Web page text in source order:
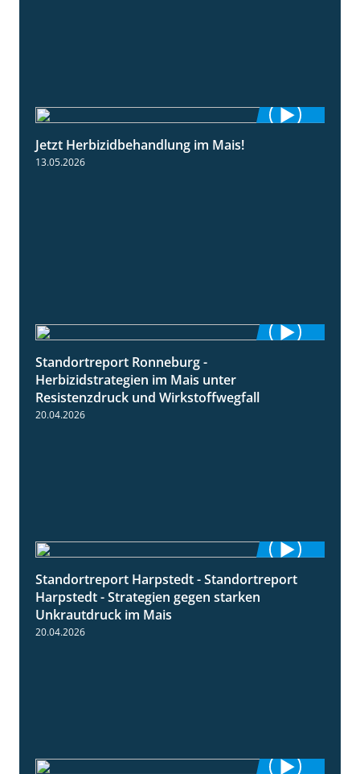
Jetzt Herbizidbehandlung im Mais!
13.05.2026
Standortreport Ronneburg -
Herbizidstrategien im Mais unter
Resistenzdruck und Wirkstoffwegfall
20.04.2026
9:11
Standortreport Harpstedt - Standortreport
Harpstedt - Strategien gegen starken
Unkrautdruck im Mais
20.04.2026